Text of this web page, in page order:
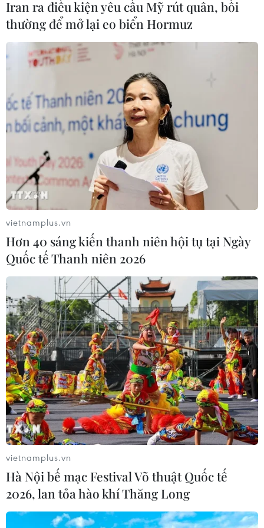
băng
05/08/2026 10:54
Dự luật trừng phạt Nga của
Mỹ có thể khiến châu Âu chịu tác
động ngược
05/08/2026 04:58
EU tuyên bố vượt qua “phép thử” an
ninh biên giới sau khủng hoảng
Ceuta
05/08/2026 00:37
Nga và Ukraine tiếp tục tấn
công qua lại, thương vong không
ngừng gia tăng
04/08/2026 15:54
Xem thêm
CƠ QUAN CHỦ QUẢN: THÔNG TẤN XÃ VIỆT NAM
Tổng Biên tập: TRẦN TIẾN DUẨN
Phó Tổng Biên tập: NGUYỄN THỊ TÁM, KHÚC THANH
THỦY
Sở hữu trí tuệ
Quy định sử dụng
Hỗ trợ
Iran ra điều kiện yêu cầu Mỹ rút quân, bồi
thường để mở lại eo biển Hormuz
vietnamplus.vn
Hơn 40 sáng kiến thanh niên hội tụ tại Ngày
Quốc tế Thanh niên 2026
vietnamplus.vn
Hà Nội bế mạc Festival Võ thuật Quốc tế
2026, lan tỏa hào khí Thăng Long